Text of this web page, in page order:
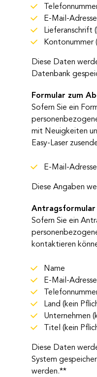
E-Mail-Adresse
Lieferanschrift
Kontonummer
Diese Daten
Datenbank
Formular zum
Sofern Sie ein
mit Neuigkeiten
Easy-Laser
E-Mail-Adresse
Diese Angaben
Antragsformular
Sofern Sie ein
kontaktieren
Name
E-Mail-Adresse
Land (kein
Unternehmen
Titel (kein
Diese Daten
System
werden.**